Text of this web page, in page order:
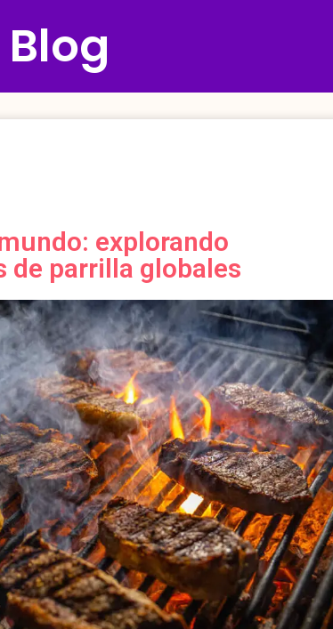
explorando
de parrilla globales